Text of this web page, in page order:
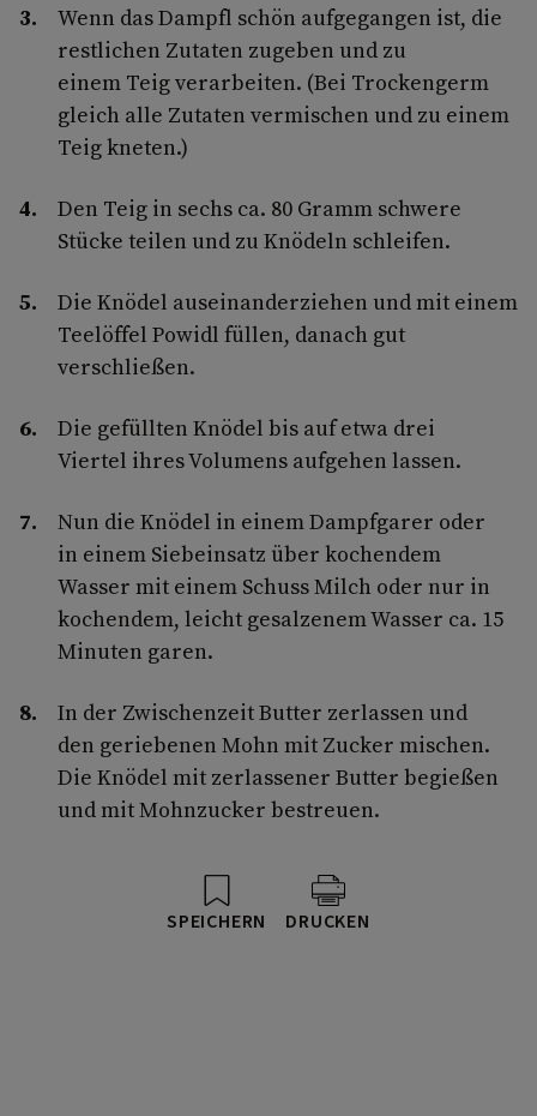
Wenn das Dampfl schön aufgegangen ist, die
restlichen Zutaten zugeben und zu
einem Teig verarbeiten. (Bei Trockengerm
gleich alle Zutaten vermischen und zu einem
Teig kneten.)
Den Teig in sechs ca. 80 Gramm schwere
Stücke teilen und zu Knödeln schleifen.
Die Knödel auseinanderziehen und mit einem
Teelöffel Powidl füllen, danach gut
verschließen.
Die gefüllten Knödel bis auf etwa drei
Viertel ihres Volumens aufgehen lassen.
Nun die Knödel in einem Dampfgarer oder
in einem Siebeinsatz über kochendem
Wasser mit einem Schuss Milch oder nur in
kochendem, leicht gesalzenem Wasser ca. 15
Minuten garen.
In der Zwischenzeit Butter zerlassen und
den geriebenen Mohn mit Zucker mischen.
Die Knödel mit zerlassener Butter begießen
und mit Mohnzucker bestreuen.
SPEICHERN DRUCKEN